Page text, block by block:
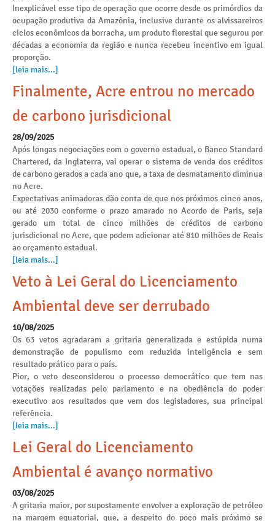
Inexplicável esse tipo de operação que ocorre desde os primórdios da
ocupação produtiva da Amazônia, inclusive durante os alvissareiros
ciclos econômicos da borracha, um produto florestal que segurou por
décadas a economia da região e nunca recebeu incentivo em igual
proporção.
[leia mais...]
Finalmente, Acre entrou no mercado
de carbono jurisdicional
28/09/2025
Após longas negociações com o governo estadual, o Banco Standard
Chartered, da Inglaterra, vai operar o sistema de venda dos créditos
de carbono gerados a cada ano que, a taxa de desmatamento diminua
no Acre.
Expectativas animadoras dão conta de que nos próximos cinco anos,
ou até 2030 conforme o prazo amarado no Acordo de Paris, seja
gerado um total de cinco milhões de créditos de carbono
jurisdicional no Acre, que podem adicionar até 810 milhões de Reais
ao orçamento estadual.
[leia mais...]
Veto à Lei Geral do Licenciamento
Ambiental deve ser derrubado
10/08/2025
Os 63 vetos agradaram a gritaria generalizada e estúpida numa
demonstração de populismo com reduzida inteligência e sem
resultado prático para o país.
Pior, o veto desconsiderou o processo democrático que tem nas
votações realizadas pelo parlamento e na obediência do poder
executivo aos resultados que vem dos legisladores, sua principal
referência.
[leia mais...]
Lei Geral do Licenciamento
Ambiental é avanço normativo
03/08/2025
A gritaria maior, por supostamente envolver a exploração de petróleo
na margem equatorial, que, a despeito do poço mais próximo se